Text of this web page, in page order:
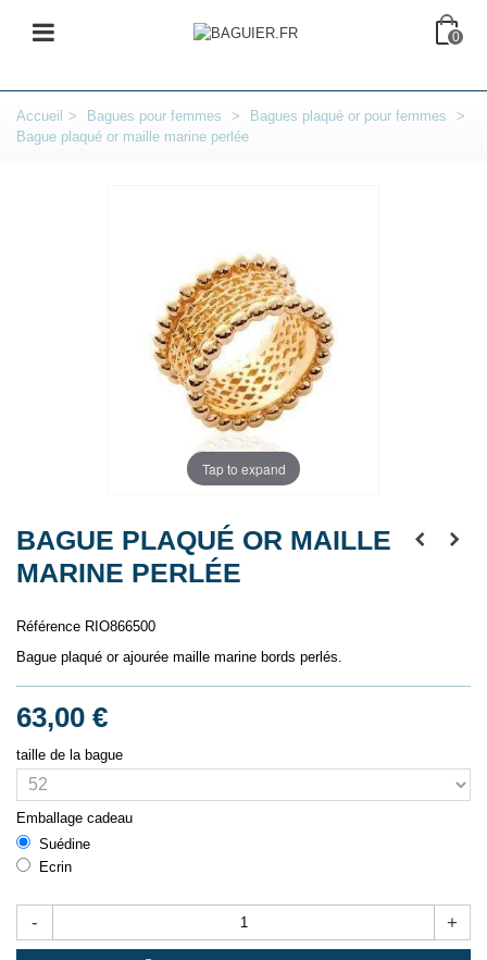
0
Accueil > Bagues pour femmes > Bagues plaqué or pour femmes
>
Bague plaqué or maille marine perlée
Tap to expand
BAGUE PLAQUÉ OR MAILLE
MARINE PERLÉE
Référence RIO866500
Bague plaqué or ajourée maille marine bords perlés.
63,00 €
taille de la bague
Emballage cadeau
Suédine
Ecrin
- +